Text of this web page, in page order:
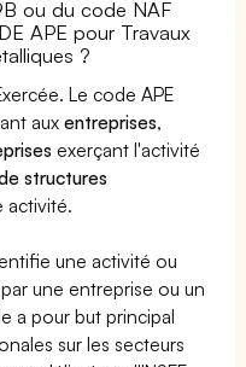
ou du code NAF
APE pour Travaux
?
Le code APE
auxentreprises,
exerçant l'activité
structures
activité.
une activité ou
une entreprise ou un
a pour but principal
sur les secteurs